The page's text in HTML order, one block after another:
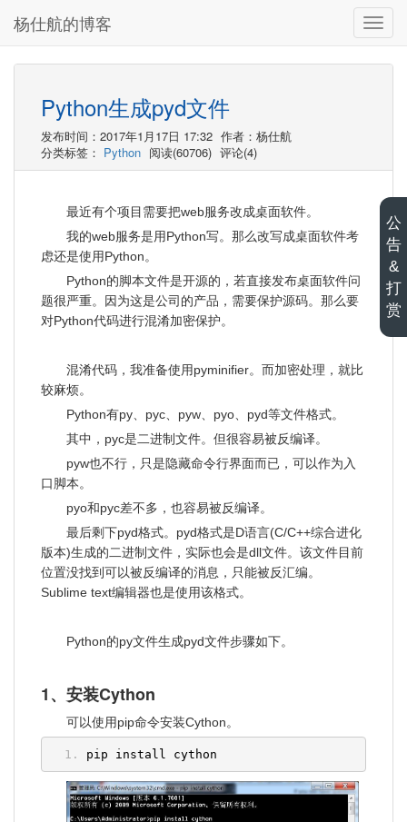
切
换
导
杨仕航的博客
Python生成pyd文件
发布时间：2017年1月17日 17:32 作者：杨仕航
分类标签： Python 阅读(60706) 评论(4)
最近有个项目需要把web服务改成桌面软件。
我的web服务是用Python写。那么改写成桌面软件考
虑还是使用Python。
Python的脚本文件是开源的，若直接发布桌面软件问
题很严重。因为这是公司的产品，需要保护源码。那么要
对Python代码进行混淆加密保护。
混淆代码，我准备使用pyminifier。而加密处理，就比
较麻烦。
Python有py、pyc、pyw、pyo、pyd等文件格式。
其中，pyc是二进制文件。但很容易被反编译。
pyw也不行，只是隐藏命令行界面而已，可以作为入
口脚本。
pyo和pyc差不多，也容易被反编译。
最后剩下pyd格式。pyd格式是D语言(C/C++综合进化
版本)生成的二进制文件，实际也会是dll文件。该文件目前
位置没找到可以被反编译的消息，只能被反汇编。
Sublime text编辑器也是使用该格式。
Python的py文件生成pyd文件步骤如下。
1、安装Cython
可以使用pip命令安装Cython。
pip install cython
公
告
&
打
赏